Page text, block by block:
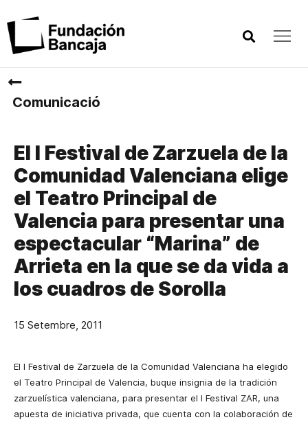
Comunicació
El I Festival de Zarzuela de la
Comunidad Valenciana elige
el Teatro Principal de
Valencia para presentar una
espectacular “Marina” de
Arrieta en la que se da vida a
los cuadros de Sorolla
15 Setembre, 2011
El I Festival de Zarzuela de la Comunidad Valenciana ha elegido
el Teatro Principal de Valencia, buque insignia de la tradición
zarzuelística valenciana, para presentar el I Festival ZAR, una
apuesta de iniciativa privada, que cuenta con la colaboración de